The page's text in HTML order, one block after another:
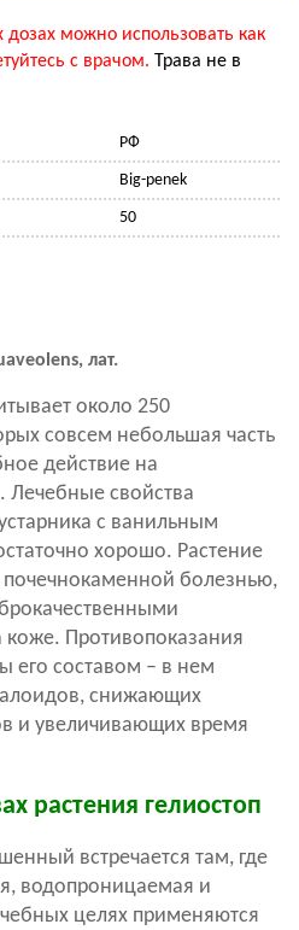
дозах можно использовать как
с врачом. Трава не в
РФ
Big-penek
50
, лат.
около 250
совсем небольшая часть
действие на
Лечебные свойства
с ванильным
хорошо. Растение
почечнокаменной болезнью,
Противопоказания
его составом – в нем
снижающих
и увеличивающих время
растения гелиостоп
встречается там, где
водопроницаемая и
целях применяются